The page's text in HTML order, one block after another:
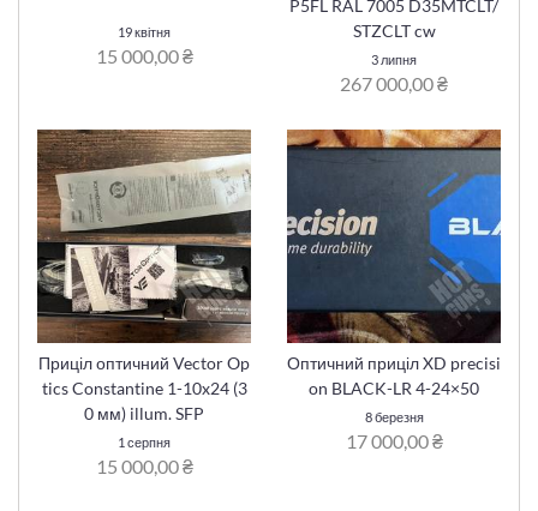
19 квітня
15 000,00 ₴
P5FL RAL 7005 D35MTCLT/
STZCLT cw
3 липня
267 000,00 ₴
Приціл оптичний Vector Op
tics Constantine 1-10x24 (3
0 мм) illum. SFP
1 серпня
15 000,00 ₴
Оптичний приціл XD precisi
on BLACK-LR 4-24×50
8 березня
17 000,00 ₴